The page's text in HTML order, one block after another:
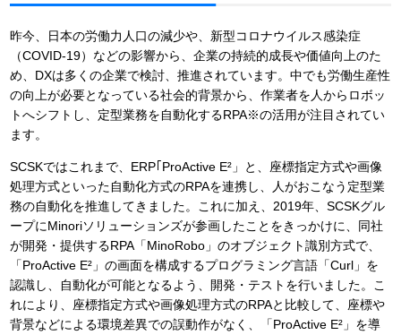
昨今、日本の労働力人口の減少や、新型コロナウイルス感染症
（COVID-19）などの影響から、企業の持続的成長や価値向上のた
め、DXは多くの企業で検討、推進されています。中でも労働生産性
の向上が必要となっている社会的背景から、作業者を人からロボッ
トへシフトし、定型業務を自動化するRPA※の活用が注目されてい
ます。
SCSKではこれまで、ERP｢ProActive E²」と、座標指定方式や画像
処理方式といった自動化方式のRPAを連携し、人がおこなう定型業
務の自動化を推進してきました。これに加え、2019年、SCSKグル
ープにMinoriソリューションズが参画したことをきっかけに、同社
が開発・提供するRPA「MinoRobo」のオブジェクト識別方式で、
「ProActive E²」の画面を構成するプログラミング言語「Curl」を
認識し、自動化が可能となるよう、開発・テストを行いました。こ
れにより、座標指定方式や画像処理方式のRPAと比較して、座標や
背景などによる環境差異での誤動作がなく、「ProActive E²」を導